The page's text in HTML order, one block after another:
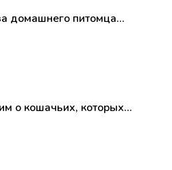
домашнего питомца…
о кошачьих, которых…